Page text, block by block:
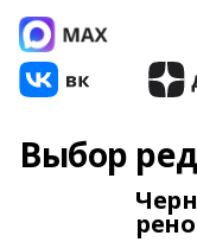
Выбор